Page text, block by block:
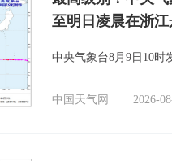
至明日凌晨在浙
中央气象台8月9日10时
中国天气网 2026-